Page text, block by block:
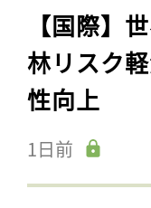
【国際】
林リスク
性向上
1日前